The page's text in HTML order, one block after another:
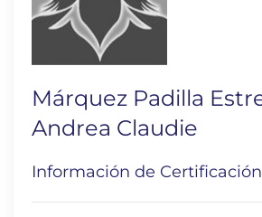
Márquez Padilla
Andrea Claudie
Información de